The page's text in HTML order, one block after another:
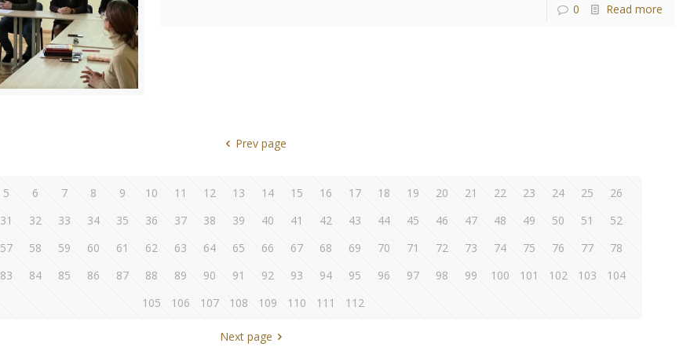
0 Read more
Prev page
5 6 7 8 9 10 11 12 13 14 15 16 17 18 19 20 21 22 23 24 25
26
31 32 33 34 35 36 37 38 39 40 41 42 43 44 45 46 47 48 49 50 51
52
57 58 59 60 61 62 63 64 65 66 67 68 69 70 71 72 73 74 75 76 77
78
83 84 85 86 87 88 89 90 91 92 93 94 95 96 97 98 99 100 101 102 103
104
105
106 107 108 109 110 111 112
Next page